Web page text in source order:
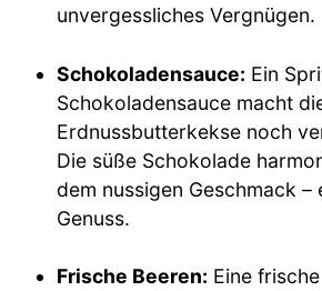
unvergessliches Vergnügen.
Schokoladensauce: Ein
Schokoladensauce macht
Erdnussbutterkekse noch
Die süße Schokolade
dem nussigen Geschmack –
Genuss.
Frische Beeren: Eine frische